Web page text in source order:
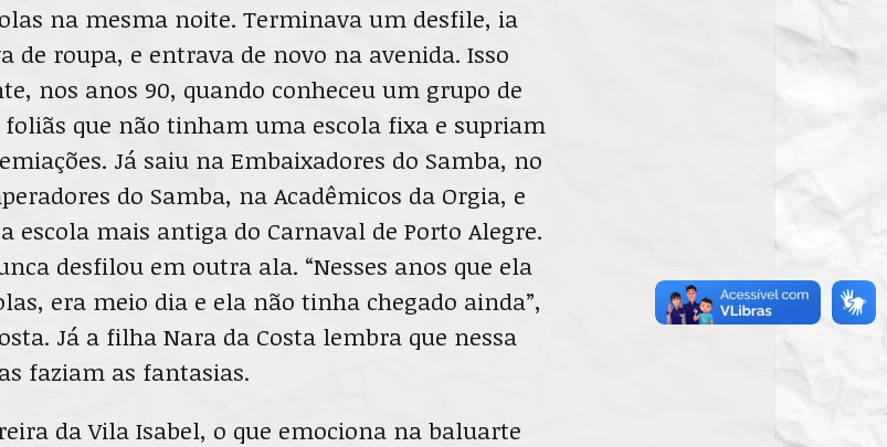
na mesma noite. Terminava um desfile, ia
de roupa, e entrava de novo na avenida. Isso
nos anos 90, quando conheceu um grupo de
que não tinham uma escola fixa e supriam
Já saiu na Embaixadores do Samba, no
do Samba, na Acadêmicos da Orgia, e
escola mais antiga do Carnaval de Porto Alegre.
desfilou em outra ala. “Nesses anos que ela
era meio dia e ela não tinha chegado ainda”,
Já a filha Nara da Costa lembra que nessa
faziam as fantasias.
da Vila Isabel, o que emociona na baluarte